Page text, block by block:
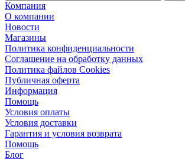
Компания
О компании
Новости
Магазины
Политика конфиденциальности
Соглашение на обработку данных
Политика файлов Cookies
Публичная оферта
Информация
Помощь
Условия оплаты
Условия доставки
Гарантия и условия возврата
Помощь
Блог